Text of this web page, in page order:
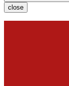
close